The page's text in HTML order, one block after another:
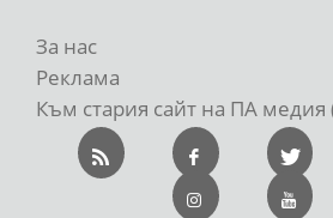
За нас
Реклама
Към стария сайт на ПА медия